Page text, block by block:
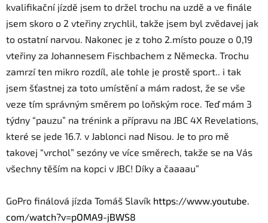
kvalifikační jízdě jsem to držel trochu na uzdě a ve finále
jsem skoro o 2 vteřiny zrychlil, takže jsem byl zvědavej jak
to ostatní narvou. Nakonec je z toho 2.místo pouze o 0,19
vteřiny za Johannesem Fischbachem z Německa. Trochu
zamrzí ten mikro rozdíl, ale tohle je prostě sport.. i tak
jsem šťastnej za toto umístění a mám radost, že se vše
veze tím správným směrem po loňským roce. Teď mám 3
týdny “pauzu” na trénink a přípravu na JBC 4X Revelations,
které se jede 16.7. v Jablonci nad Nisou. Je to pro mě
takovej “vrchol” sezóny ve více směrech, takže se na Vás
všechny těším na kopci v JBC! Díky a čaaaau”
GoPro finálová jízda Tomáš Slavík https://www.youtube.
com/watch?v=pOMA9-jBWS8